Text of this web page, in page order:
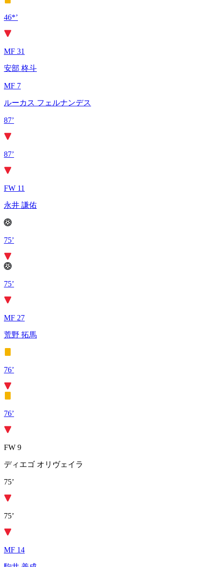
46*’
MF 31
安部 柊斗
MF 7
ルーカス フェルナンデス
87’
87’
FW 11
永井 謙佑
75’
75’
MF 27
荒野 拓馬
76’
76’
FW 9
ディエゴ オリヴェイラ
75’
75’
MF 14